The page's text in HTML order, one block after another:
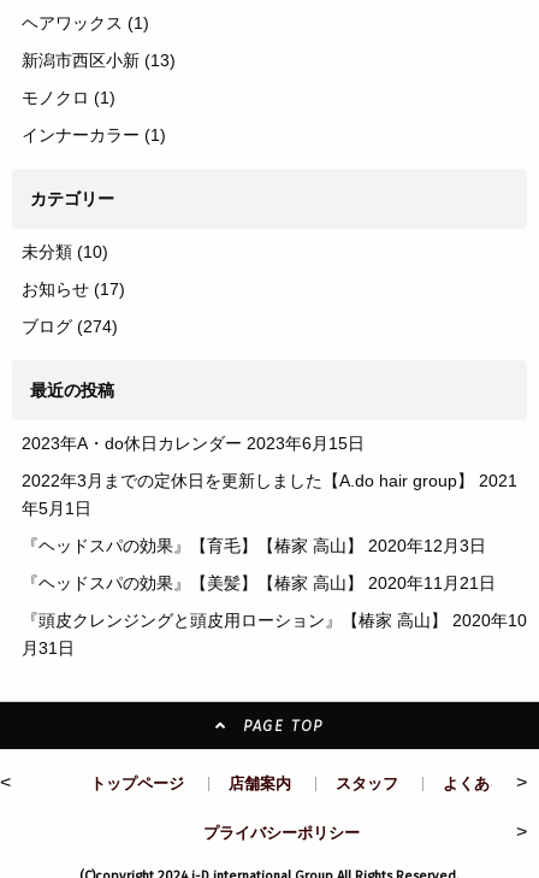
ヘアワックス (1)
新潟市西区小新 (13)
モノクロ (1)
インナーカラー (1)
カテゴリー
未分類 (10)
お知らせ (17)
ブログ (274)
最近の投稿
2023年A・do休日カレンダー 2023年6月15日
2022年3月までの定休日を更新しました【A.do hair group】
2021
年5月1日
『ヘッドスパの効果』【育毛】【椿家 高山】
2020年12月3日
『ヘッドスパの効果』【美髪】【椿家 高山】
2020年11月21日
『頭皮クレンジングと頭皮用ローション』【椿家 高山】
2020年10
月31日
PAGE TOP
< トップページ 店舗案内 スタッフ よくある質問
>
プライバシーポリシー >